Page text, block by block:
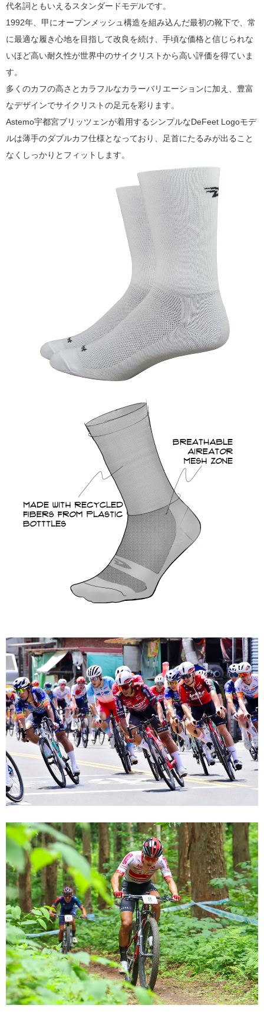
代名詞ともいえるスタンダードモデルです。
1992年、甲にオープンメッシュ構造を組み込んだ最初の靴下で、常
に最適な履き心地を目指して改良を続け、手頃な価格と信じられな
いほど高い耐久性が世界中のサイクリストから高い評価を得ていま
す。
多くのカフの高さとカラフルなカラーバリエーションに加え、豊富
なデザインでサイクリストの足元を彩ります。
Astemo宇都宮ブリッツェンが着用するシンプルなDeFeet Logoモデ
ルは薄手のダブルカフ仕様となっており、
足首にたるみが出ること
なくしっかりとフィットします。